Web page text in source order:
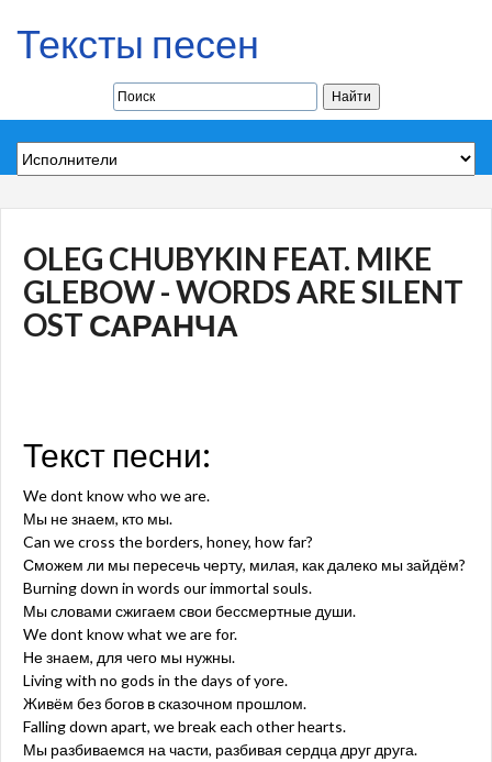
Тексты песен
OLEG CHUBYKIN FEAT. MIKE
GLEBOW - WORDS ARE SILENT
OST САРАНЧА
Текст песни:
We dont know who we are.
Мы не знаем, кто мы.
Can we cross the borders, honey, how far?
Сможем ли мы пересечь черту, милая, как далеко мы зайдём?
Burning down in words our immortal souls.
Мы словами сжигаем свои бессмертные души.
We dont know what we are for.
Не знаем, для чего мы нужны.
Living with no gods in the days of yore.
Живём без богов в сказочном прошлом.
Falling down apart, we break each other hearts.
Мы разбиваемся на части, разбивая сердца друг друга.